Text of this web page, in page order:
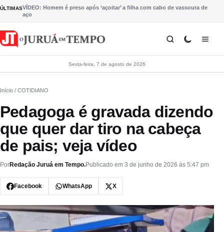
Pular para o conteúdo
ÚLTIMASVÍDEO: Homem é preso após ‘açoitar’ a filha com cabo de vassoura de
aço
Sexta-feira, 7 de agosto de 2026
Início / COTIDIANO
Pedagoga é gravada dizendo
que quer dar tiro na cabeça
de pais; veja vídeo
PorRedação Juruá em Tempo.Publicado em 3 de junho de 2026 às 5:47 pm
Facebook WhatsApp X